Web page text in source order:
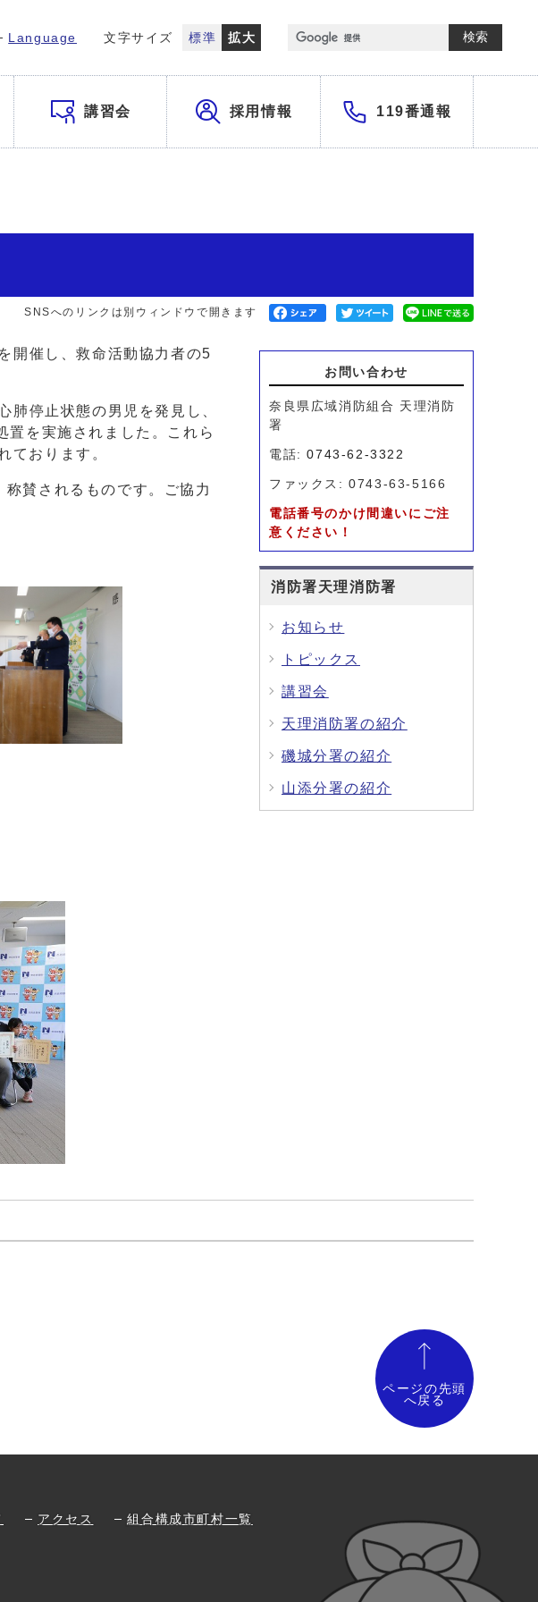
Language 文字サイズ 標準 拡大 検索
講習会 採用情報 119番通報
SNSへのリンクは別ウィンドウで開きます
開催し、救命活動協力者の5
停止状態の男児を発見し、
置を実施されました。これら
ております。
賛されるものです。ご協力
お問い合わせ
奈良県広域消防組合 天理消防
署
電話:0743-62-3322
ファックス: 0743-63-5166
電話番号のかけ間違いにご注
意ください！
消防署天理消防署
お知らせ
トピックス
講習会
天理消防署の紹介
磯城分署の紹介
山添分署の紹介
ページの先頭
へ戻る
アクセス 組合構成市町村一覧